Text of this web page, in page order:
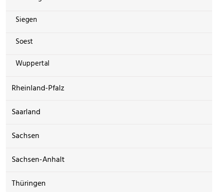
Siegen
Soest
Wuppertal
Rheinland-Pfalz
Saarland
Sachsen
Sachsen-Anhalt
Thüringen